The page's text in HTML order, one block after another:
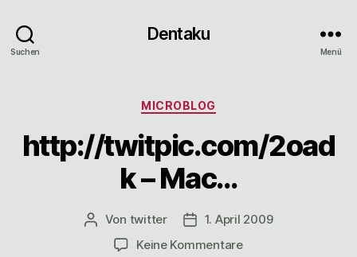
Suchen
Dentaku
Menü
Kategorien
MICROBLOG
http://twitpic.com/2oad
k – Mac…
Beitragsautor
Von twitter Veröffentlichungsdatum
1. April 2009
Keine Kommentarezu